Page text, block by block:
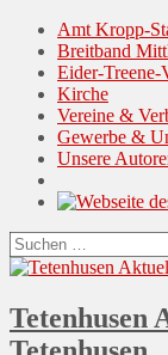
Amt Kropp-
Breitband
Eider-Treene-
Kirche
Vereine &
Gewerbe &
Unsere
Suchen
nach:
Tetenhusen